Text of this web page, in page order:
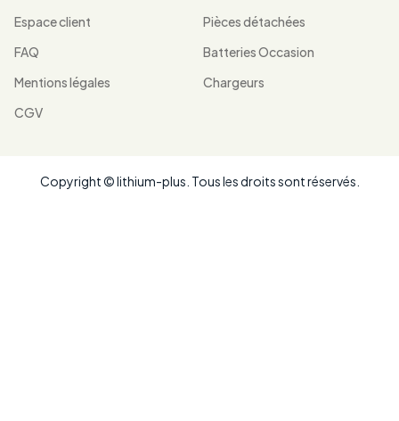
Espace client
FAQ
Mentions légales
CGV
Pièces détachées
Batteries Occasion
Chargeurs
Copyright © lithium-plus. Tous les droits sont réservés.